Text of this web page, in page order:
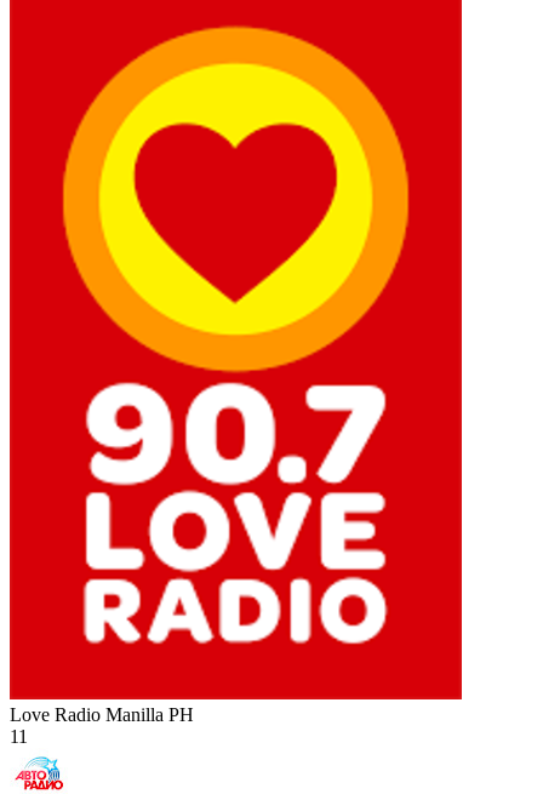
Love Radio Manilla PH
11